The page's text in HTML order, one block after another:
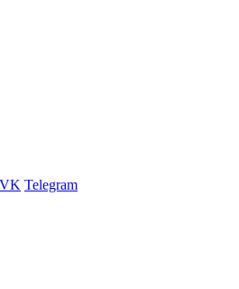
VK Telegram